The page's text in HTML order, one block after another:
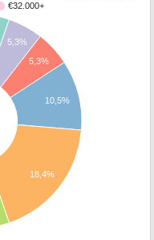
€32.000+
5,3%
5,3%
10,5%
18,4%